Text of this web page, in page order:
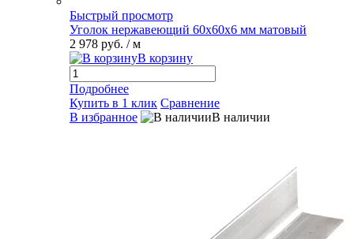
Быстрый просмотр
Уголок нержавеющий 60х60х6 мм матовый
2 978 руб. / м
В корзину
Подробнее
Купить в 1 клик Сравнение
В избранное
В наличии